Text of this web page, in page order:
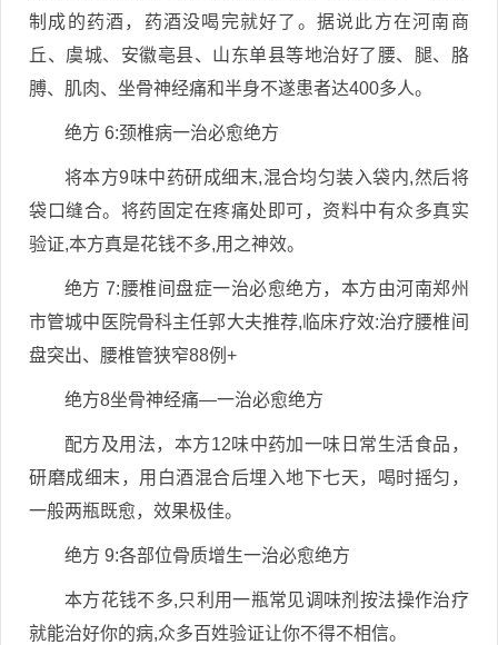
制成的药酒，药酒没喝完就好了。据说此方在河南商
丘、虞城、安徽亳县、山东单县等地治好了腰、腿、胳
膊、肌肉、坐骨神经痛和半身不遂患者达400多人。
绝方 6:颈椎病一治必愈绝方
将本方9味中药研成细末,混合均匀装入袋内,然后将
袋口缝合。将药固定在疼痛处即可，资料中有众多真实
验证,本方真是花钱不多,用之神效。
绝方 7:腰椎间盘症一治必愈绝方，本方由河南郑州
市管城中医院骨科主任郭大夫推荐,临床疗效:治疗腰椎间
盘突出、腰椎管狭窄88例+
绝方8坐骨神经痛—一治必愈绝方
配方及用法，本方12味中药加一味日常生活食品，
研磨成细末，用白酒混合后埋入地下七天，喝时摇匀，
一般两瓶既愈，效果极佳。
绝方 9:各部位骨质增生一治必愈绝方
本方花钱不多,只利用一瓶常见调味剂按法操作治疗
就能治好你的病,众多百姓验证让你不得不相信。